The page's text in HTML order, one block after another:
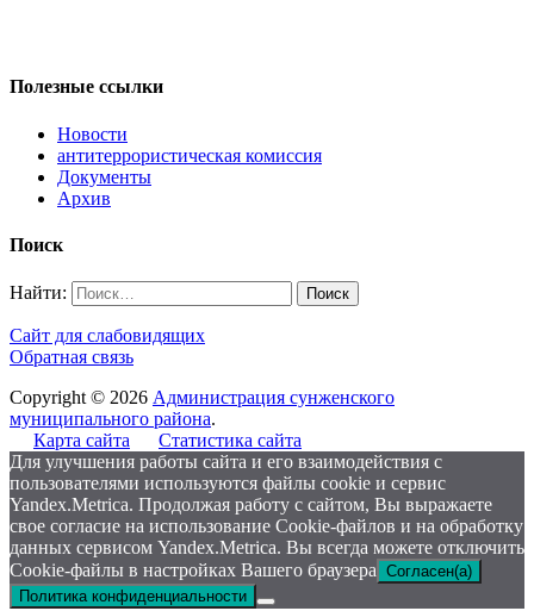
Полезные ссылки
Новости
антитеррористическая комиссия
Документы
Архив
Поиск
Найти:
Сайт для слабовидящих
Обратная связь
Copyright © 2026 Администрация сунженского
муниципального района.
Карта сайта
Статистика сайта
Для улучшения работы сайта и его взаимодействия с
пользователями используются файлы cookie и сервис
Yandex.Metrica. Продолжая работу с сайтом, Вы выражаете
свое согласие на использование Cookie-файлов и на обработку
данных сервисом Yandex.Metrica. Вы всегда можете отключить
Cookie-файлы в настройках Вашего браузера Согласен(а)
Политика конфиденциальности